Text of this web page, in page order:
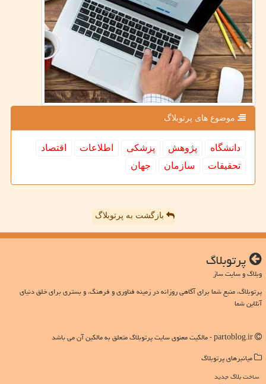
موضوع های پرتوبلاگ
دانشگاه پژوهش پزشكی اطلاعات
اقتصاد
تحقیقات
سازمان جهان
بازگشت به پرتوبلاگ
پرتوبلاگ
وبلاگ و سایت ساز
پرتوبلاگ، منبع شما برای آگاهی روزانه در زمینه فناوری و فرهنگ، و بستری برای خلق دنیای
آنلاین شما
میانبرهای پرتوبلاگ
ساخت بلاگ جدید